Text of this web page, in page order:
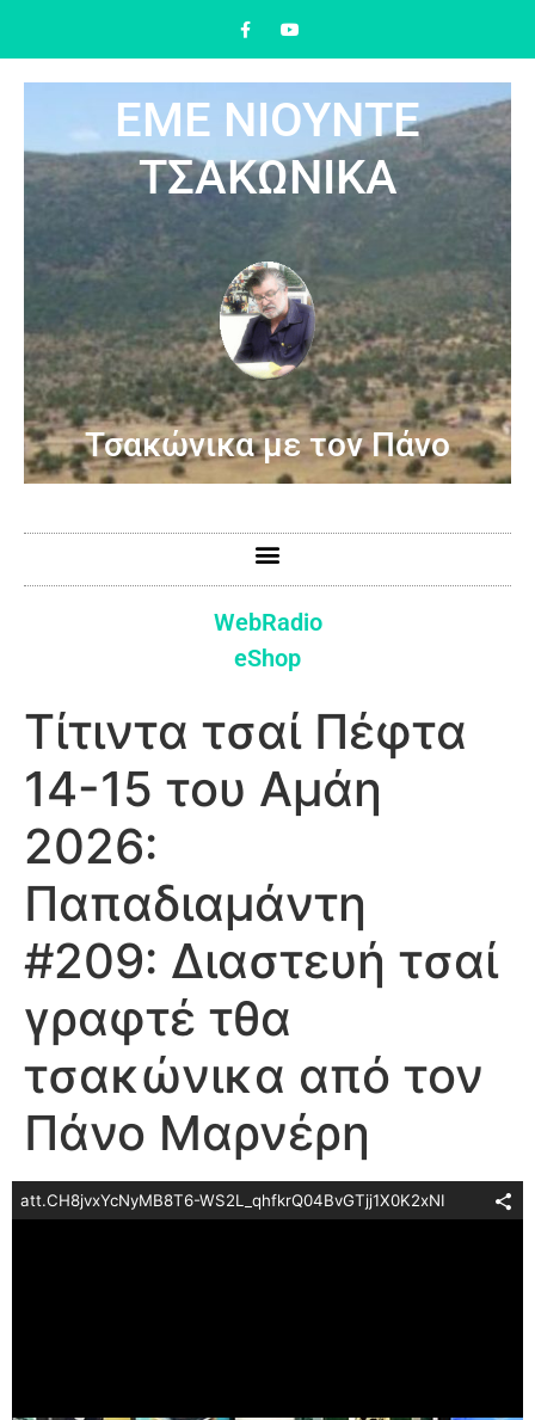
ΕΜΕ ΝΙΟΥΝΤΕ
ΤΣΑΚΩΝΙΚΑ
Τσακώνικα με τον Πάνο
WebRadio
eShop
Τίτιντα τσαί Πέφτα
14-15 του Αμάη
2026:
Παπαδιαμάντη
#209: Διαστευή τσαί
γραφτέ τθα
τσακώνικα από τον
Πάνο Μαρνέρη
att.CH8jvxYcNyMB8T6-WS2L_qhfkrQ04BvGTjj1X0K2xNI